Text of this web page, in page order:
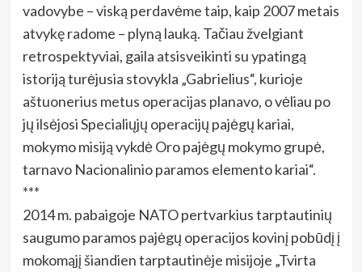
vadovybe – viską perdavėme taip, kaip 2007 metais
atvykę radome – plyną lauką. Tačiau žvelgiant
retrospektyviai, gaila atsisveikinti su ypatingą
istoriją turėjusia stovykla „Gabrielius“, kurioje
aštuonerius metus operacijas planavo, o vėliau po
jų ilsėjosi Specialiųjų operacijų pajėgų kariai,
mokymo misiją vykdė Oro pajėgų mokymo grupė,
tarnavo Nacionalinio paramos elemento kariai“.
***
2014 m. pabaigoje NATO pertvarkius tarptautinių
saugumo paramos pajėgų operacijos kovinį pobūdį į
mokomąjį šiandien tarptautinėje misijoje „Tvirta